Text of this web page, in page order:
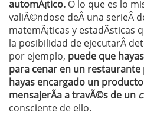
automÃ¡tico. O lo que es lo
valiÃ©ndose deÂ una serieÂ
matemÃ¡ticas y estadÃ­sticas
la posibilidad de ejecutarÂ
por ejemplo, puede que
para cenar en un
hayas encargado un
mensajerÃ­a a travÃ©s de un
consciente de ello.